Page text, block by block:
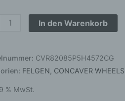
In den Warenkorb
CVR82085P5H4572CG
FELGEN, CONCAVER WHEELS
% MwSt.